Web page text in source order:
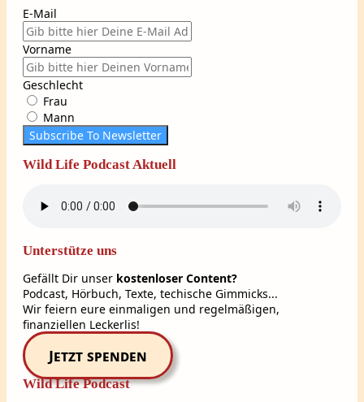
E-Mail
Vorname
Geschlecht
Frau
Mann
Subscribe To Newsletter
Wild Life Podcast Aktuell
Unterstütze uns
Gefällt Dir unser kostenloser Content?
Podcast, Hörbuch, Texte, techische Gimmicks...
Wir feiern eure einmaligen und regelmäßigen,
finanziellen Leckerlis!
Jetzt spenden
Wild Life Podcast